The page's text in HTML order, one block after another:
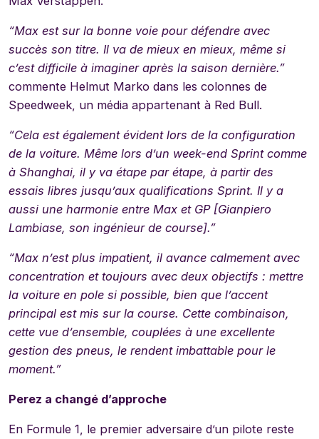
“Max est sur la bonne voie pour défendre avec
succès son titre. Il va de mieux en mieux, même si
c’est difficile à imaginer après la saison dernière.”
commente Helmut Marko dans les colonnes de
Speedweek, un média appartenant à Red Bull.
“Cela est également évident lors de la configuration
de la voiture. Même lors d’un week-end Sprint comme
à Shanghai, il y va étape par étape, à partir des
essais libres jusqu’aux qualifications Sprint. Il y a
aussi une harmonie entre Max et GP [Gianpiero
Lambiase, son ingénieur de course].”
“Max n’est plus impatient, il avance calmement avec
concentration et toujours avec deux objectifs : mettre
la voiture en pole si possible, bien que l’accent
principal est mis sur la course. Cette combinaison,
cette vue d’ensemble, couplées à une excellente
gestion des pneus, le rendent imbattable pour le
moment.”
Perez a changé d’approche
En Formule 1, le premier adversaire d’un pilote reste